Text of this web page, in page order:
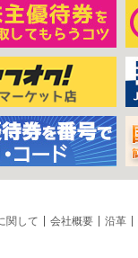
関して 会社概要 沿革